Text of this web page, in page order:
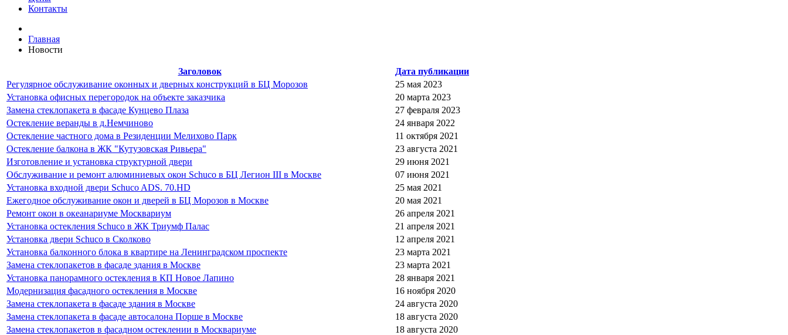
Контакты
Главная
Новости
Заголовок
Дата публикации
Регулярное обслуживание оконных и дверных конструкций в БЦ Морозов
25 мая 2023
Установка офисных перегородок на объекте заказчика
20 марта 2023
Замена стеклопакета в фасаде Кунцево Плаза
27 февраля 2023
Остекление веранды в д.Немчиново
24 января 2022
Остекление частного дома в Резиденции Мелихово Парк
11 октября 2021
Остекление балкона в ЖК "Кутузовская Ривьера"
23 августа 2021
Изготовление и установка структурной двери
29 июня 2021
Обслуживание и ремонт алюминиевых окон Schuco в БЦ Легион III в Москве
07 июня 2021
Установка входной двери Schuco ADS. 70.HD
25 мая 2021
Ежегодное обслуживание окон и дверей в БЦ Морозов в Москве
20 мая 2021
Ремонт окон в океанариуме Москвариум
26 апреля 2021
Установка остекления Schuco в ЖК Триумф Палас
21 апреля 2021
Установка двери Schuco в Сколково
12 апреля 2021
Установка балконного блока в квартире на Ленинградском проспекте
23 марта 2021
Замена стеклопакетов в фасаде здания в Москве
23 марта 2021
Установка панорамного остекления в КП Новое Лапино
28 января 2021
Модернизация фасадного остекления в Москве
16 ноября 2020
Замена стеклопакета в фасаде здания в Москве
24 августа 2020
Замена стеклопакета в фасаде автосалона Порше в Москве
18 августа 2020
Замена стеклопакетов в фасадном остеклении в Москвариуме
18 августа 2020